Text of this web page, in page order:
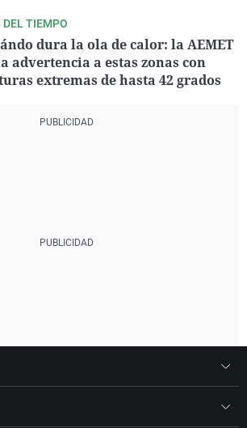
DEL TIEMPO
dura la ola de calor: la AEMET
advertencia a estas zonas con
extremas de hasta 42 grados